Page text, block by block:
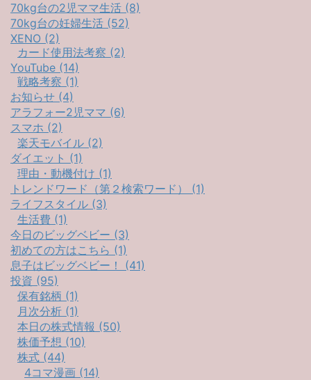
70kg台の2児ママ生活 (8)
70kg台の妊婦生活 (52)
XENO (2)
カード使用法考察 (2)
YouTube (14)
戦略考察 (1)
お知らせ (4)
アラフォー2児ママ (6)
スマホ (2)
楽天モバイル (2)
ダイエット (1)
理由・動機付け (1)
トレンドワード（第２検索ワード） (1)
ライフスタイル (3)
生活費 (1)
今日のビッグベビー (3)
初めての方はこちら (1)
息子はビッグベビー！ (41)
投資 (95)
保有銘柄 (1)
月次分析 (1)
本日の株式情報 (50)
株価予想 (10)
株式 (44)
4コマ漫画 (14)